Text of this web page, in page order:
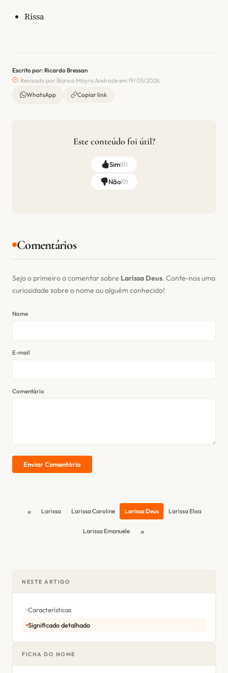
Rissa
Escrito por: Ricardo Bressan
Revisado por Bianca Mayra Andrade em 19/05/2026
WhatsApp
Copiar link
Este conteúdo foi útil?
Sim(0)
Não(0)
Comentários
Seja o primeiro a comentar sobre Larissa Deus. Conte-nos uma
curiosidade sobre o nome ou alguém conhecido!
Nome
E-mail
Comentário
Enviar Comentário
« Larissa Larissa Caroline Larissa Deus Larissa Eloa
Larissa Emanuele »
NESTE ARTIGO
Características
Significado detalhado
FICHA DO NOME